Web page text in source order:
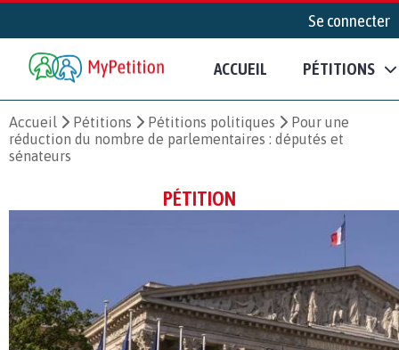
Se connecter
ACCUEIL PÉTITIONS
Accueil Pétitions Pétitions politiques
Pour une
réduction du nombre de parlementaires : députés et
sénateurs
PÉTITION